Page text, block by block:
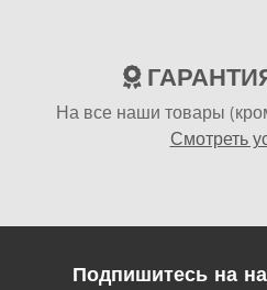
На все наши товары
Смотреть
Подпишитесь на